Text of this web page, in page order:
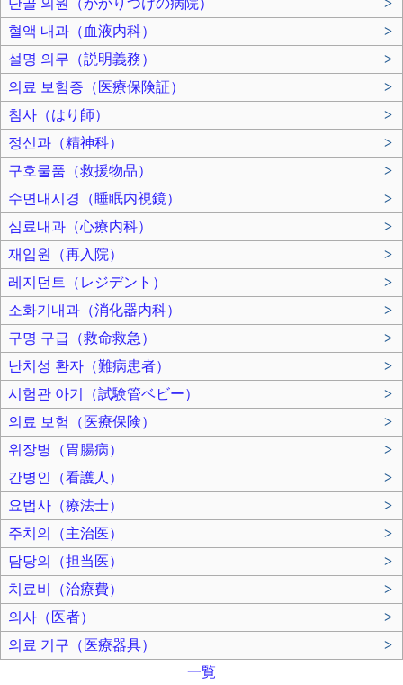
단골 의원（かかりつけの病院）
>
혈액 내과（血液内科）
>
설명 의무（説明義務）
>
의료 보험증（医療保険証）
>
침사（はり師）
>
정신과（精神科）
>
구호물품（救援物品）
>
수면내시경（睡眠内視鏡）
>
심료내과（心療内科）
>
재입원（再入院）
>
레지던트（レジデント）
>
소화기내과（消化器内科）
>
구명 구급（救命救急）
>
난치성 환자（難病患者）
>
시험관 아기（試験管ベビー）
>
의료 보험（医療保険）
>
위장병（胃腸病）
>
간병인（看護人）
>
요법사（療法士）
>
주치의（主治医）
>
담당의（担当医）
>
치료비（治療費）
>
의사（医者）
>
의료 기구（医療器具）
>
一覧